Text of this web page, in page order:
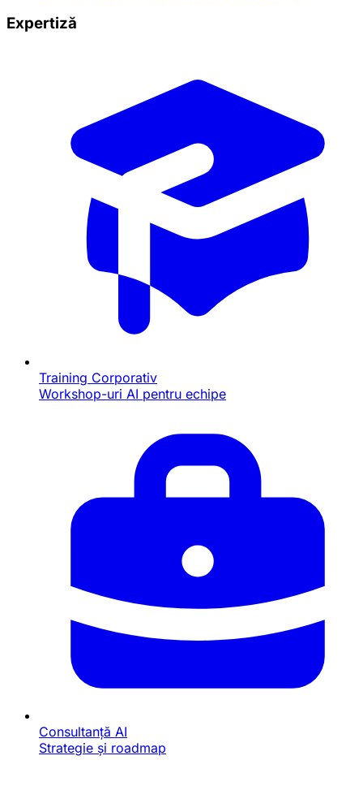
Expertiză
Training Corporativ
Workshop-uri AI pentru echipe
Consultanță AI
Strategie și roadmap